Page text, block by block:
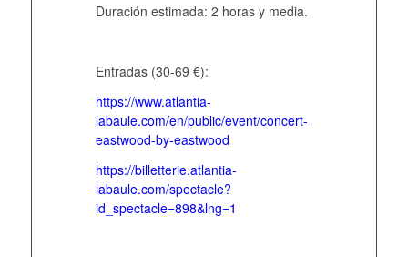
Duración estimada: 2 horas y media.
Entradas (30-69 €):
https://www.atlantia-
labaule.com/en/public/event/concert-
eastwood-by-eastwood
https://billetterie.atlantia-
labaule.com/spectacle?
id_spectacle=898&lng=1